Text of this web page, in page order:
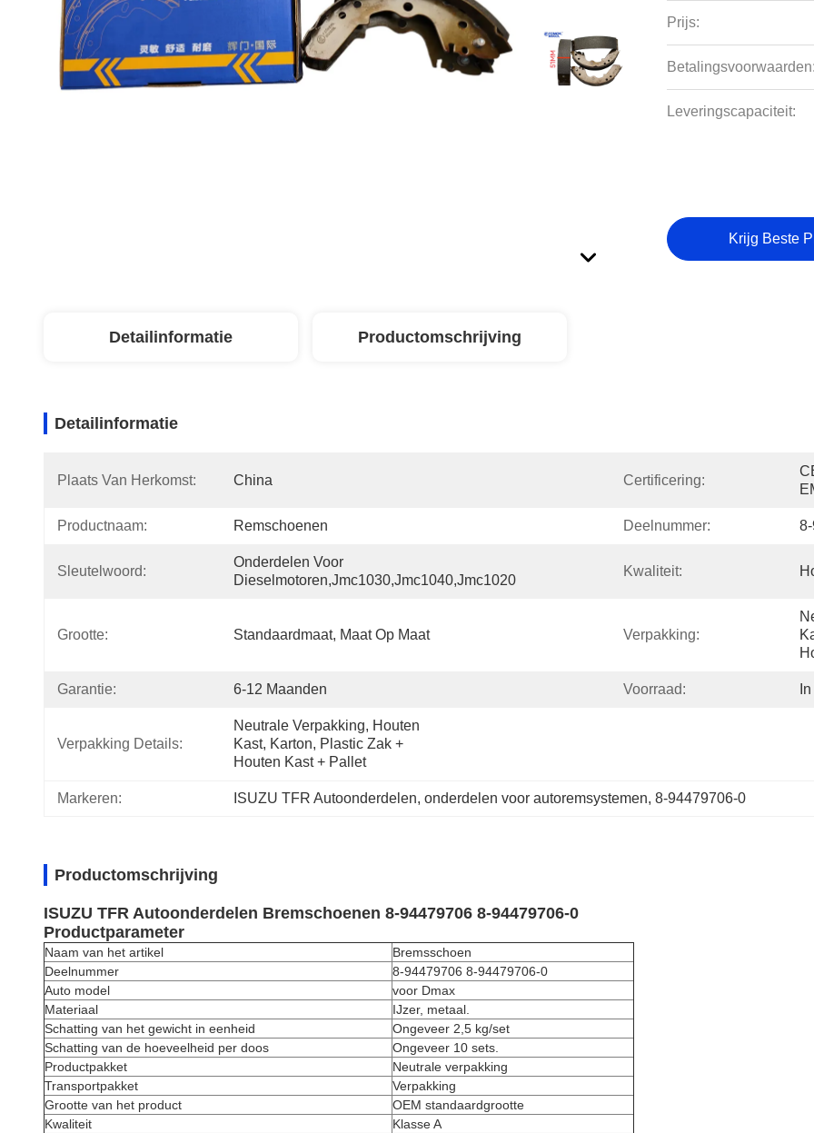
Prijs:
Betalingsvoorwaarden:
Leveringscapaciteit:
Krijg Beste
Detailinformatie Productomschrijving
Detailinformatie
Plaats Van Herkomst: China Certificering:
Productnaam: Remschoenen Deelnummer:
Sleutelwoord:
Onderdelen Voor
Dieselmotoren,jmc1030,jmc1040,jmc1020
Kwaliteit:
Grootte: Standaardmaat, Maat Op Maat Verpakking:
Garantie: 6-12 Maanden Voorraad:
Verpakking Details:
Neutrale Verpakking, Houten
Kast, Karton, Plastic Zak +
Houten Kast + Pallet
Markeren: ISUZU TFR Autoonderdelen, onderdelen voor autoremsystemen, 8-94479706-0
Productomschrijving
ISUZU TFR Autoonderdelen Bremschoenen 8-94479706 8-94479706-0
Productparameter
Naam van het artikel
Bremsschoen
Deelnummer
8-94479706 8-94479706-0
Auto model
voor Dmax
Materiaal
IJzer, metaal.
Schatting van het gewicht in eenheid
Ongeveer 2,5 kg/set
Schatting van de hoeveelheid per doos
Ongeveer 10 sets.
Productpakket
Neutrale verpakking
Transportpakket
Verpakking
Grootte van het product
OEM standaardgrootte
Kwaliteit
Klasse A